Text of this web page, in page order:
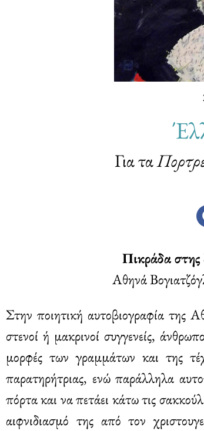
Για τα
Πικράδα
Αθηνά
Στην ποιητική αυτοβιογραφία της
στενοί ή μακρινοί συγγενείς,
μορφές των γραμμάτων και της
παρατηρήτριας, ενώ παράλληλα
πόρτα και να πετάει κάτω τις
αιφνιδιασμό της από τον